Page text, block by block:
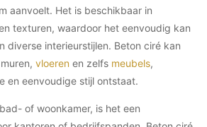
aanvoelt. Het is beschikbaar in
texturen, waardoor het eenvoudig kan
diverse interieurstijlen. Beton ciré kan
vloeren en zelfs meubels,
en eenvoudige stijl ontstaat.
of woonkamer, is het een